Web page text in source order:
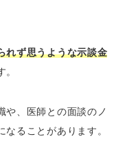
れず思うような示談金
。
や、医師との面談のノ
ることがあります。